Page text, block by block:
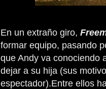
En un extraño giro,
formar equipo, pasando
que Andy va conociendo
dejar a su hija (sus
espectador).Entre ellos